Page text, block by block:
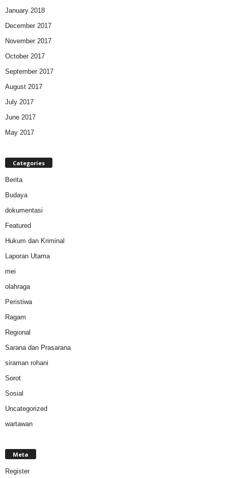
January 2018
December 2017
November 2017
October 2017
September 2017
August 2017
July 2017
June 2017
May 2017
Categories
Berita
Budaya
dokumentasi
Featured
Hukum dan Kriminal
Laporan Utama
mei
olahraga
Peristiwa
Ragam
Regional
Sarana dan Prasarana
siraman rohani
Sorot
Sosial
Uncategorized
wartawan
Meta
Register